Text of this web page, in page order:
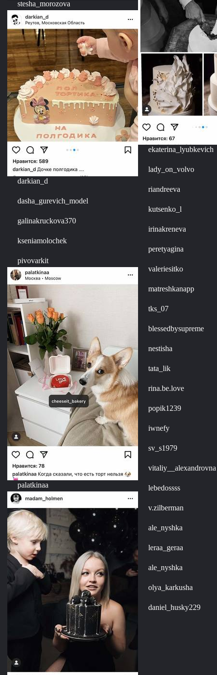
stesha_morozova
darkian_d
dasha_gurevich_model
galinakruckova370
kseniamolochek
pivovarkit
palatkinaa
ekaterina_lyubkevich
lady_on_volvo
riandreeva
kutsenko_l
irinakreneva
peretyagina
valeriesitko
matreshkanapp
tks_07
blessedbysupreme
nestisha
tata_lik
rina.be.love
popik1239
iwnefy
sv_s1979
vitaliy__alexandrovna
lebedossss
v.zilberman
ale_nyshka
leraa_geraa
ale_nyshka
olya_karkusha
daniel_husky229